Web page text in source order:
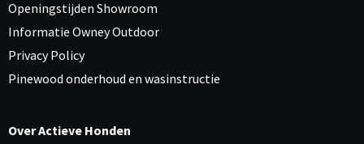
Openingstijden Showroom
Informatie Owney Outdoor
Privacy Policy
Pinewood onderhoud en wasinstructie
Over Actieve Honden